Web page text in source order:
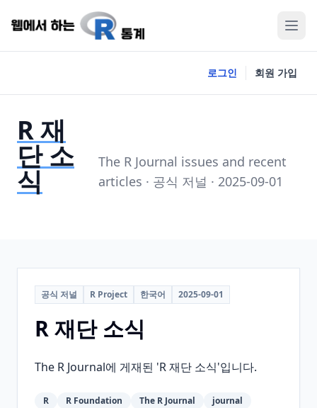
로그인 회원 가입
R 재
단 소
식
The R Journal issues and recent
articles · 공식 저널 · 2025-09-01
공식 저널 R Project 한국어 2025-09-01
R 재단 소식
The R Journal에 게재된 'R 재단 소식'입니다.
R R Foundation The R Journal journal